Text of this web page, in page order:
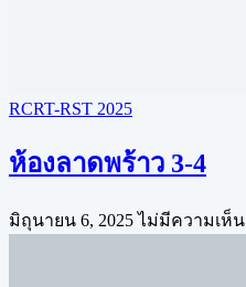
RCRT-RST 2025
ห้องลาดพร้าว 3-4
มิถุนายน 6, 2025ไม่มีความเห็น